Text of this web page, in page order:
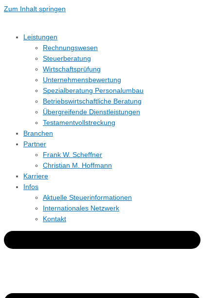
Zum Inhalt springen
Leistungen
Rechnungs­wesen
Steuerberatung
Wirtschafts­prüfung
Unternehmens­bewertung
Spezialberatung Personalumbau
Betriebs­wirtschaftliche Beratung
Übergreifende Dienstleistungen
Testament­vollstreckung
Branchen
Partner
Frank W. Scheffner
Christian M. Hoffmann
Karriere
Infos
Aktuelle Steuerinformationen
Internationales Netzwerk
Kontakt